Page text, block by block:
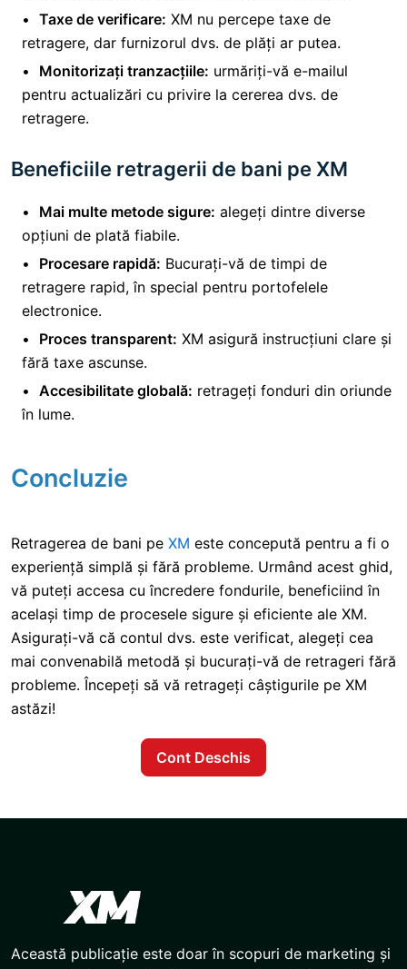
Taxe de verificare: XM nu percepe taxe de
retragere, dar furnizorul dvs. de plăți ar putea.
Monitorizați tranzacțiile: urmăriți-vă e-mailul
pentru actualizări cu privire la cererea dvs. de
retragere.
Beneficiile retragerii de bani pe XM
Mai multe metode sigure: alegeți dintre diverse
opțiuni de plată fiabile.
Procesare rapidă: Bucurați-vă de timpi de
retragere rapid, în special pentru portofelele
electronice.
Proces transparent: XM asigură instrucțiuni clare și
fără taxe ascunse.
Accesibilitate globală: retrageți fonduri din oriunde
în lume.
Concluzie
Retragerea de bani pe XM este concepută pentru a fi o
experiență simplă și fără probleme. Urmând acest ghid,
vă puteți accesa cu încredere fondurile, beneficiind în
același timp de procesele sigure și eficiente ale XM.
Asigurați-vă că contul dvs. este verificat, alegeți cea
mai convenabilă metodă și bucurați-vă de retrageri fără
probleme. Începeți să vă retrageți câștigurile pe XM
astăzi!
Cont Deschis
Această publicație este doar în scopuri de marketing și